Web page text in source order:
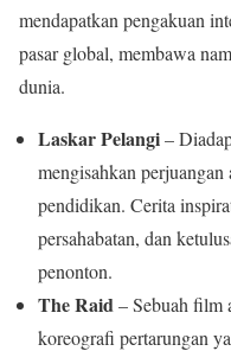
mendapatkan pengakuan
pasar global, membawa
dunia.
Laskar Pelangi–
mengisahkan
pendidikan. Cerita
persahabatan, dan
penonton.
The Raid– Sebuah film
koreografi pertarungan